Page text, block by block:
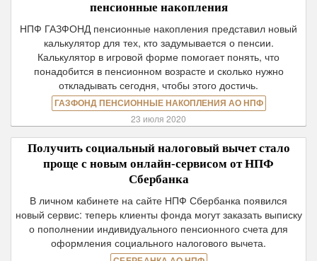
пенсионные накопления
НПФ ГАЗФОНД пенсионные накопления представил новый
калькулятор для тех, кто задумывается о пенсии.
Калькулятор в игровой форме помогает понять, что
понадобится в пенсионном возрасте и сколько нужно
откладывать сегодня, чтобы этого достичь.
ГАЗФОНД ПЕНСИОННЫЕ НАКОПЛЕНИЯ АО НПФ
23 июля 2020
Получить социальный налоговый вычет стало
проще с новым онлайн-сервисом от НПФ
Сбербанка
В личном кабинете на сайте НПФ Сбербанка появился
новый сервис: теперь клиенты фонда могут заказать выписку
о пополнении индивидуального пенсионного счета для
оформления социального налогового вычета.